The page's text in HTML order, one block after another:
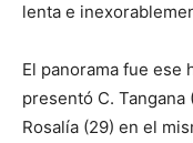
lenta e
El panorama fue ese
presentó C.
Rosalía (29) en el